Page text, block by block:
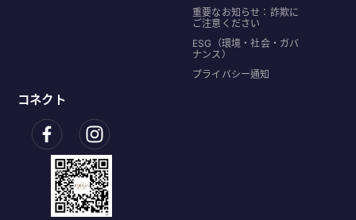
重要なお知らせ：詐欺に
ご注意ください
ESG（環境・社会・ガバ
ナンス）
プライバシー通知
コネクト